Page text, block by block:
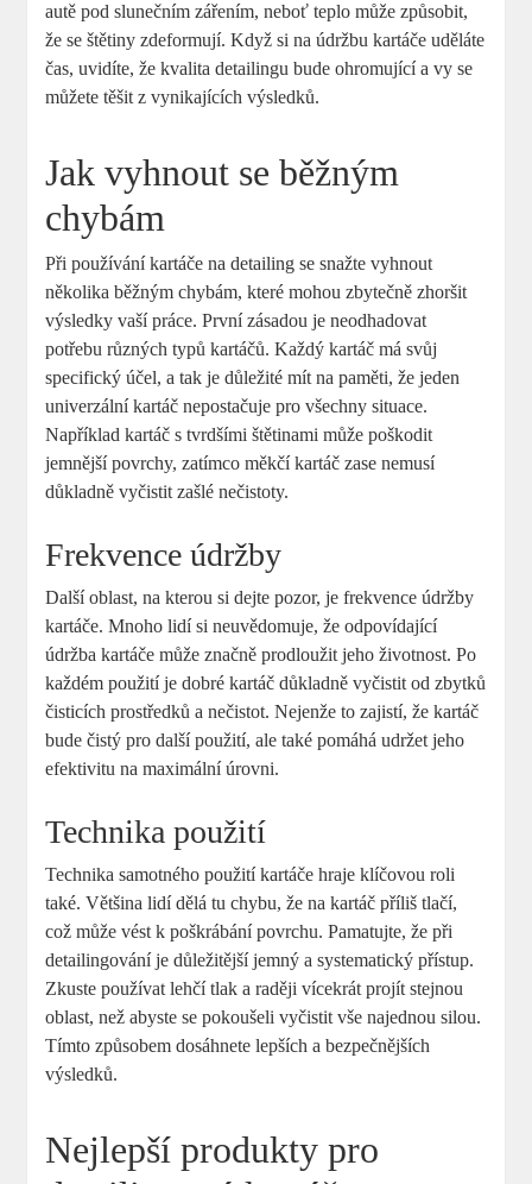
autě‍ pod slunečním zářením,⁣ neboť teplo může ‌způsobit,
že ⁤se štětiny zdeformují. Když si na údržbu kartáče uděláte
čas, uvidíte,‍ že kvalita detailingu bude ohromující​ a vy se
můžete těšit z vynikajících výsledků.
Jak vyhnout ⁢se běžným‌
chybám
Při⁣ používání kartáče na detailing ​se ⁣snažte vyhnout
několika běžným ‌chybám, ⁣které mohou ⁣zbytečně zhoršit
výsledky‌ vaší práce.⁢ První zásadou je neodhadovat
potřebu různých typů​ kartáčů. Každý kartáč ⁤má svůj
specifický​ účel,‌ a tak ⁤je důležité‍ mít na⁢ paměti, že jeden
univerzální⁣ kartáč nepostačuje ​pro‌ všechny​ situace.
Například kartáč⁤ s tvrdšími ​štětinami může poškodit ​
jemnější ⁣povrchy, zatímco‌ měkčí kartáč zase ​nemusí‍
důkladně vyčistit​ zašlé⁤ nečistoty.
Frekvence ‌údržby
Další oblast, na ⁤kterou si dejte pozor,​ je frekvence údržby
kartáče. Mnoho lidí si neuvědomuje,⁢ že odpovídající
údržba kartáče ‍může značně⁣ prodloužit⁣ jeho ‌životnost. Po
každém použití je dobré⁢ kartáč důkladně ‌vyčistit od zbytků⁣
čisticích prostředků a nečistot. ​Nejenže to zajistí, že ⁤kartáč⁤
bude čistý pro další použití, ale také pomáhá‍ udržet ⁢jeho
efektivitu na maximální úrovni.
Technika ⁤použití
Technika samotného použití kartáče​ hraje ​klíčovou roli
také.⁤ Většina lidí‌ dělá tu chybu, že na kartáč ‌příliš tlačí,​
což může vést⁣ k poškrábání ‍povrchu. Pamatujte, ⁢že při
detailingování je​ důležitější jemný a systematický přístup.
Zkuste používat lehčí tlak a raději vícekrát projít stejnou
oblast, než ⁤abyste⁣ se pokoušeli vyčistit vše najednou​ silou.
Tímto způsobem ⁤dosáhnete lepších a bezpečnějších
výsledků.
Nejlepší produkty pro ​